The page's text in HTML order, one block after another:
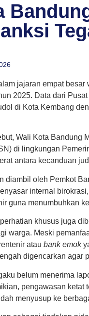
jajaran empat
2025. Data dari
di Kota Kembang
Wali Kota Bandung
di lingkungan
antara kecanduan
diambil oleh Pemkot
internal
guna menumbuhkan
khusus juga
warga. Meski
atau bank emok
digencarkan agar
belum menerima
pengawasan ketat
menyusup ke